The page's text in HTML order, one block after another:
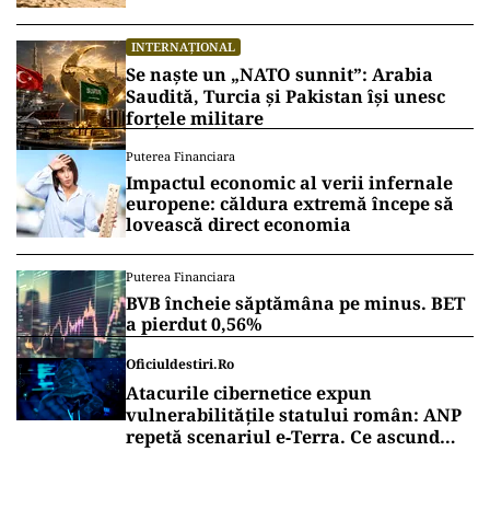
INTERNAȚIONAL
Se naște un „NATO sunnit”: Arabia
Saudită, Turcia și Pakistan își unesc
forțele militare
Puterea Financiara
Impactul economic al verii infernale
europene: căldura extremă începe să
lovească direct economia
Puterea Financiara
BVB încheie săptămâna pe minus. BET
a pierdut 0,56%
Oficiuldestiri.ro
Atacurile cibernetice expun
vulnerabilitățile statului român: ANP
repetă scenariul e‑Terra. Ce ascund